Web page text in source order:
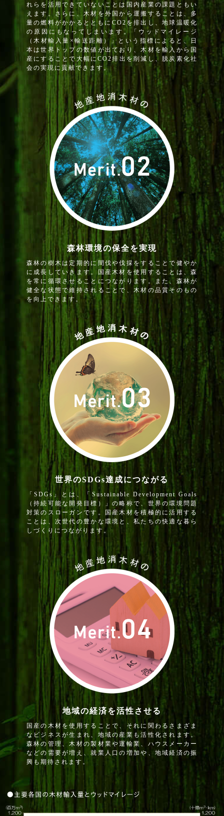
れらを活用できていないことは国内産業の課題ともい
えます。さらに、木材を外国から運搬することは、多
量の燃料がかかるとともにCO2を排出し、地球温暖化
の原因にもなってしまいます。「ウッドマイレージ
（木材輸入量×輸送距離）」という指標によると、日
本は世界トップの数値が出ており、木材を輸入から国
産にすることで大幅にCO2排出を削減し、脱炭素化社
会の実現に貢献できます。
森林環境の保全を実現
森林の樹木は定期的に間伐や伐採をすることで健やか
に成長していきます。国産木材を使用することは、森
を常に循環させることにつながります。また、森林が
健全な状態で維持されることで、木材の品質そのもの
を向上できます。
世界のSDGs達成につながる
「SDGs」とは、「Sustainable Development Goals
（持続可能な開発目標）」の略称で、世界の環境問題
対策のスローガンです。国産木材を積極的に活用する
ことは、次世代の豊かな環境と、私たちの快適な暮ら
しづくりにつながります。
地域の経済を活性させる
国産の木材を使用することで、それに関わるさまざま
なビジネスが生まれ、地域の産業も活性化されます。
森林の管理、木材の製材業や運輸業、ハウスメーカー
などの需要が増え、就業人口の増加や、地域経済の振
興も期待されます。